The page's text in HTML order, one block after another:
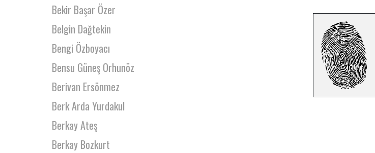
Bekir Başar Özer
Belgin Dağtekin
Bengi Özboyacı
Bensu Güneş Orhunöz
Berivan Ersönmez
Berk Arda Yurdakul
Berkay Ateş
Berkay Bozkurt